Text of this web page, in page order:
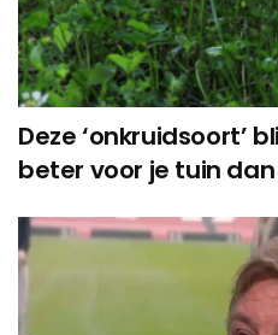
Deze ‘onkruidsoort’
beter voor je tuin